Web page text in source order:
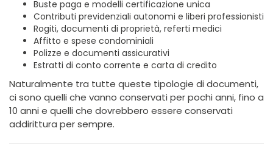
Buste paga e modelli certificazione unica
Contributi previdenziali autonomi e liberi professionisti
Rogiti, documenti di proprietà, referti medici
Affitto e spese condominiali
Polizze e documenti assicurativi
Estratti di conto corrente e carta di credito
Naturalmente tra tutte queste tipologie di documenti,
ci sono quelli che vanno conservati per pochi anni, fino a
10 anni e quelli che dovrebbero essere conservati
addirittura per sempre.